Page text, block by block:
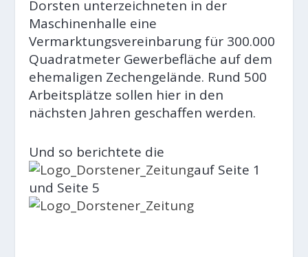
Dorsten unterzeichneten in der
Maschinenhalle eine
Vermarktungsvereinbarung für 300.000
Quadratmeter Gewerbefläche auf dem
ehemaligen Zechengelände. Rund 500
Arbeitsplätze sollen hier in den
nächsten Jahren geschaffen werden.
Und so berichtete die
auf Seite 1
und Seite 5